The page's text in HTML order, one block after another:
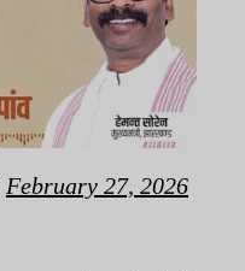
February 27, 2026